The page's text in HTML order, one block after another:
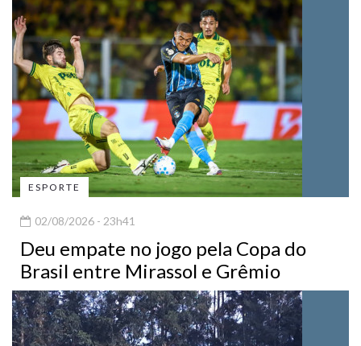
ESPORTE
02/08/2026 - 23h41
Deu empate no jogo pela Copa do
Brasil entre Mirassol e Grêmio